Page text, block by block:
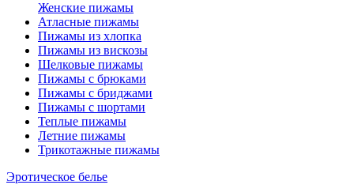
Женские пижамы
Атласные пижамы
Пижамы из хлопка
Пижамы из вискозы
Шелковые пижамы
Пижамы с брюками
Пижамы с бриджами
Пижамы с шортами
Теплые пижамы
Летние пижамы
Трикотажные пижамы
Эротическое белье